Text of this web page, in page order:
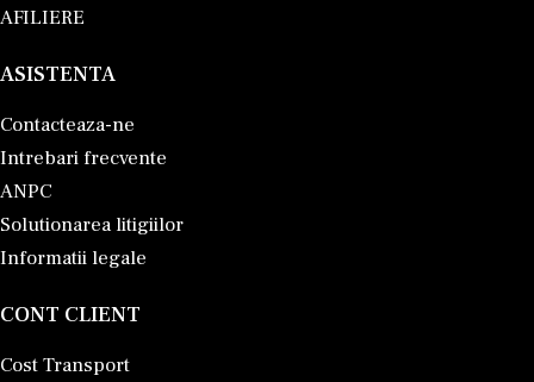
AFILIERE
ASISTENTA
Contacteaza-ne
Intrebari frecvente
ANPC
Solutionarea litigiilor
Informatii legale
CONT CLIENT
Cost Transport